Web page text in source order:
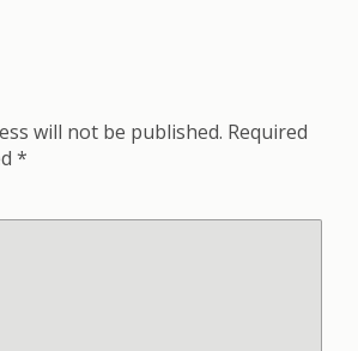
will not be published. Required
*